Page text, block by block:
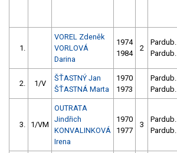
1.
VOREL Zdeněk
VORLOVÁ
Darina
1974
1984
2
Pardub.
Pardub.
2. 1/V
ŠŤASTNÝ Jan
ŠŤASTNÁ Marta
1970
1973
Pardub.
Pardub.
3. 1/VM
OUTRATA
Jindřich
KONVALINKOVÁ
Irena
1970
1977
3
Pardub.
Pardub.